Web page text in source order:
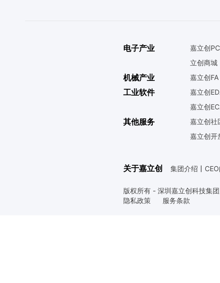
电子产业
嘉立创
立创商城
机械产业 嘉立创FA
工业软件
嘉立创
嘉立创
其他服务
嘉立创社
嘉立创开
关于嘉立创 集团介绍 丨
版权所有 - 深圳嘉立创科技集
隐私政策
服务条款